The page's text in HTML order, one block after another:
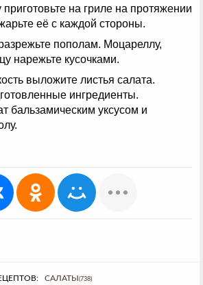
приготовьте на гриле на протяжении
её с каждой стороны.
пополам. Моцареллу,
нарежьте кусочками.
выложите листья салата.
ингредиенты.
бальзамическим уксусом и
САЛАТЫ(738)